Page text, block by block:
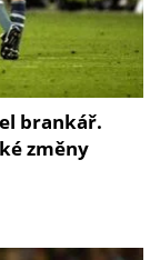
brankář.
změny